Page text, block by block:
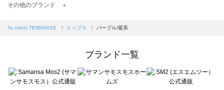
TSUHARU by Samansa Mos2（ツハルバイサマンサモスモス）のトップス一覧
Samansa Mos2 blue（サマンサモスモス ブルー）のトップス一覧
sō4ū（ソウフォーユー）のトップス一覧
Te chichi（テチチ）のトップス一覧
Te chichi CLASSIC（テチチ クラシック）のトップス一覧
その他のブランド ＋
Te chichi TERRASSE トップス パープル/紫系
ブランド一覧